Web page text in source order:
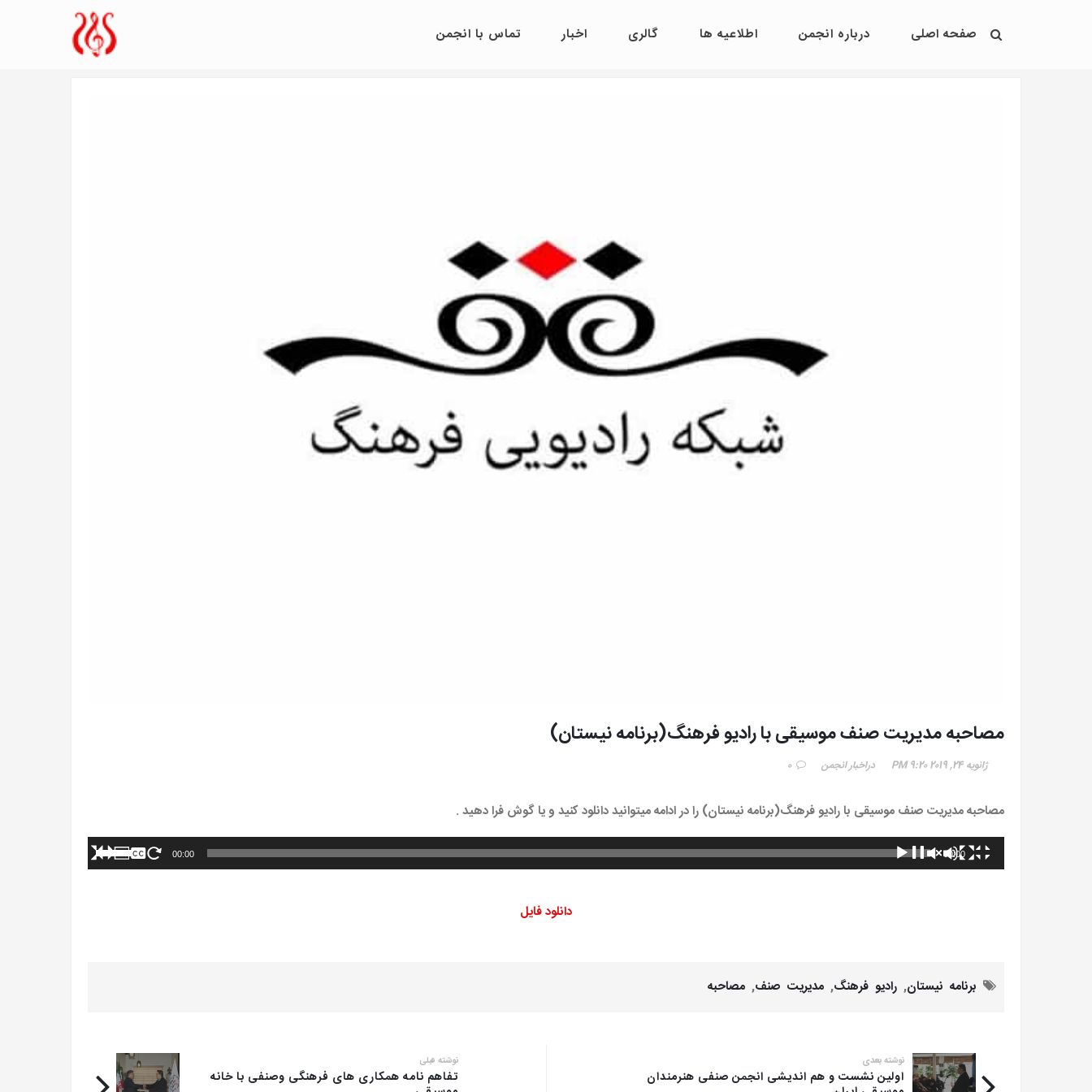
صفحه اصلی درباره انجمن اطلاعیه ها گالری اخبار تماس با انجمن
مصاحبه مدیریت صنف موسیقی با رادیو فرهنگ(برنامه نیستان)
ژانویه 24, 2019 9:20 PM دراخبار انجمن 0
مصاحبه مدیریت صنف موسیقی با رادیو فرهنگ(برنامه نیستان) را در ادامه میتوانید دانلود کنید و یا گوش فرا دهید .
پخش‌کننده
صوت
00:00
00:00
برای
افزایش
دانلود فایل
برنامه نیستان, رادیو فرهنگ, مدیریت صنف, مصاحبه
نوشته قبلی
تفاهم نامه همکاری های فرهنگی وصنفی با خانه
نوشته بعدی
اولین نشست و هم اندیشی انجمن صنفی هنرمندان